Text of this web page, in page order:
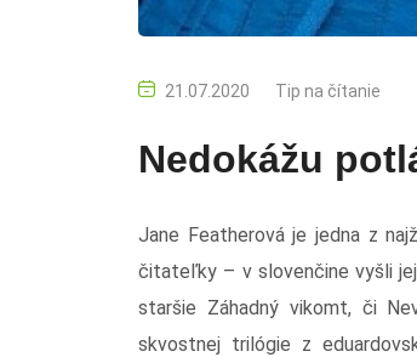
21.07.2020 Tip na čítanie
Nedokážu
Jane Featherová je jedna z
čitateľky – v slovenčine vyšli
staršie Záhadný vikomt, či
skvostnej trilógie z